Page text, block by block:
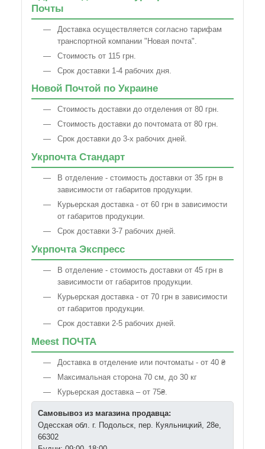
Почты
Доставка осуществляется согласно тарифам
транспортной компании "Новая почта".
Стоимость от 115 грн.
Срок доставки 1-4 рабочих дня.
Новой Почтой по Украине
Стоимость доставки до отделения от 80 грн.
Стоимость доставки до почтомата от 80 грн.
Срок доставки до 3-х рабочих дней.
Укрпочта Стандарт
В отделение - стоимость доставки от 35 грн в
зависимости от габаритов продукции.
Курьерская доставка - от 60 грн в зависимости
от габаритов продукции.
Срок доставки 3-7 рабочих дней.
Укрпочта Экспресс
В отделение - стоимость доставки от 45 грн в
зависимости от габаритов продукции.
Курьерская доставка - от 70 грн в зависимости
от габаритов продукции.
Срок доставки 2-5 рабочих дней.
Meest ПОЧТА
Доставка в отделение или почтоматы - от 40 ₴
Максимальная сторона 70 см, до 30 кг
Курьерская доставка – от 75₴.
Самовывоз из магазина продавца:
Одесская обл. г. Подольск, пер. Куяльницкий, 28е,
66302